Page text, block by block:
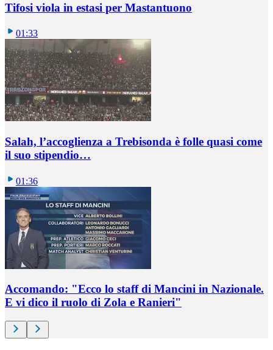
Tifosi viola in estasi per Mastantuono
01:33
Salah, l’accoglienza a Trebisonda è folle quasi come
il suo stipendio…
01:36
Accomando: "Ecco lo staff di Mancini in Nazionale.
E vi dico il ruolo di Zola e Ranieri"